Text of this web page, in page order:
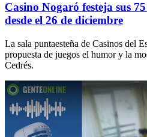
Casino Nogaró festeja sus
desde el 26 de diciembre
La sala puntaesteña de Casinos del
propuesta de juegos el humor y la
Cedrés.